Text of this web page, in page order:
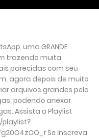
uma GRANDE
trazendo muita
parecidas com seu
agora depois de muito
arquivos grandes pelo
podendo anexar
Assista a Playlist
playlist?
Se Inscreva